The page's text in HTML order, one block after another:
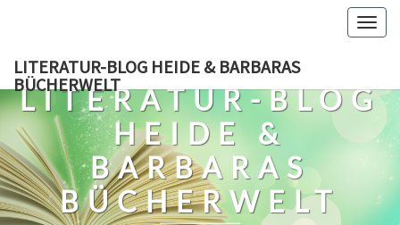
content
LITERATUR-BLOG HEIDE & BARBARAS
BÜCHERWELT
LITERATUR-BLOG
HEIDE &
BARBARAS
BÜCHERWELT